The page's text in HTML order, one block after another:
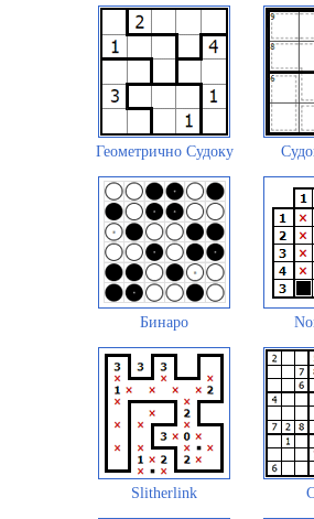
Геометрично Судоку
Бинаро
Slitherlink